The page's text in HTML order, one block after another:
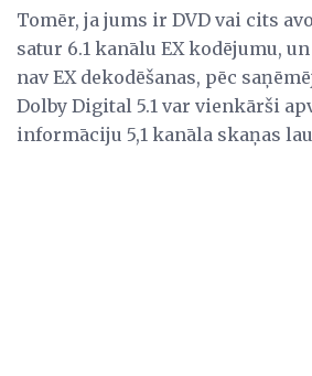
Tomēr, ja jums ir DVD vai cits
satur 6.1 kanālu EX kodējumu,
nav EX dekodēšanas, pēc
Dolby Digital 5.1 var vienkārši
informāciju 5,1 kanāla skaņas